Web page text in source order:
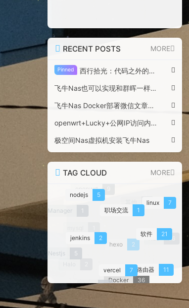
RECENT POSTS MORE
Pinned 西行拾光：代码之外的荒野渲染
飞牛Nas也可以实现和群晖一样的反代啦！
飞牛Nas Docker部署微信文章在线编辑器-doocsMD
openwrt+Lucky+公网IP访问内网Nas服务
极空间Nas虚拟机安装飞牛Nas
TAG CLOUD MORE
职场交流 1
软件 21
linux 7
nodejs 5
jenkins 2
vercel 7 路由器 11
Nas 66
其他 1
openwrt
GridManager 1
Nestjs 5
生活 15
Docker 36
hexo 2